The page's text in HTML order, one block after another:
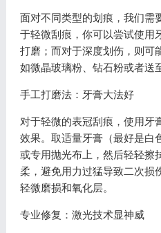
面对不同类型的划痕，我们需
于轻微刮痕，你可以尝试使用
打磨；而对于深度划伤，则可
如微晶玻璃粉、钻石粉或者送
手工打磨法：牙膏大法好
对于轻微的表冠刮痕，使用牙
效果。取适量牙膏（最好是白
或专用抛光布上，然后轻轻擦
柔，避免用力过猛导致二次损
轻微磨损和氧化层。
专业修复：激光技术显神威